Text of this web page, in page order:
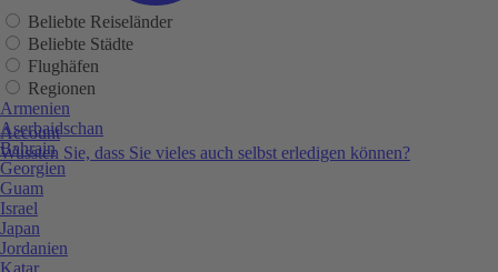
Account
Wussten Sie, dass Sie vieles auch selbst erledigen können?
Beliebte Reiseländer
Beliebte Städte
Flughäfen
Regionen
Armenien
Aserbaidschan
Bahrain
Georgien
Guam
Israel
Japan
Jordanien
Katar